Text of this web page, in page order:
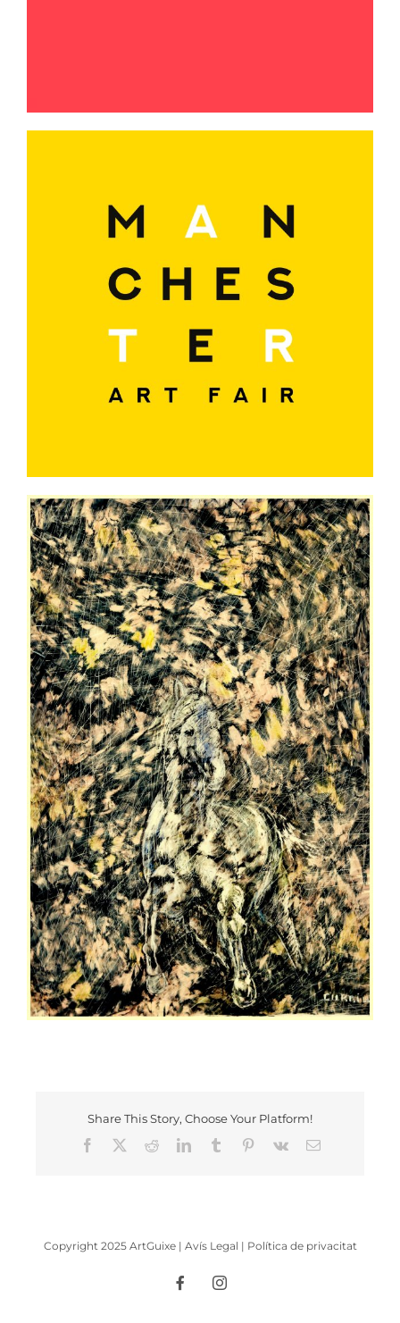
Share This Story, Choose Your Platform!
Facebook
RedditLinkedInTumblr Pinterest
Vk Email
Copyright 2025 ArtGuixe | Avís Legal | Política de privacitat
FacebookInstagram